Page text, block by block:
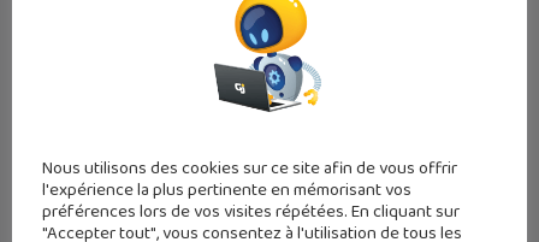
Nous utilisons des cookies sur ce site afin de vous offrir
l'expérience la plus pertinente en mémorisant vos
préférences lors de vos visites répétées. En cliquant sur
"Accepter tout", vous consentez à l'utilisation de tous les